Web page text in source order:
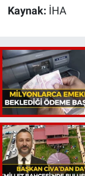
Kaynak: İHA